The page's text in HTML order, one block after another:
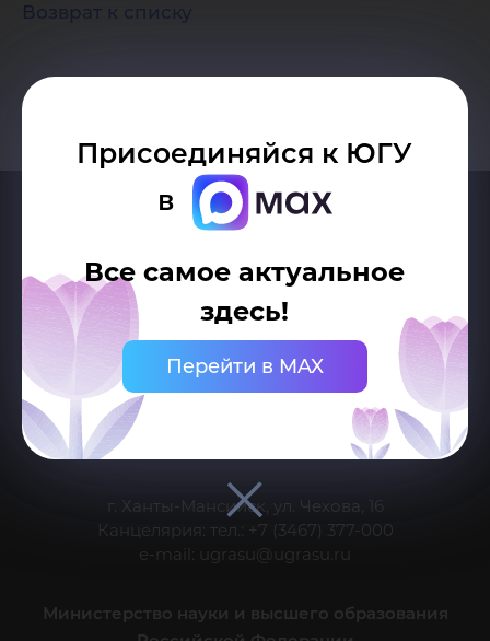
Присоединяйся к ЮГУ
в
Все самое актуальное
здесь!
Перейти в MAX
Возврат к списку
Делитесь новостями об университете с хештегом #ЮГУ
Сведения об образовательной организации
г. Ханты-Мансийск, ул. Чехова, 16
Канцелярия: тел.: +7 (3467) 377-000
e-mail: ugrasu@ugrasu.ru
Министерство науки и высшего образования